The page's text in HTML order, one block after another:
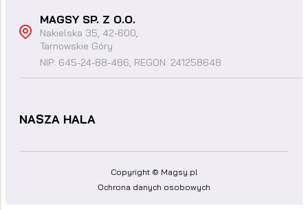
MAGSY SP. Z O.O.
Nakielska 35, 42-600,
Tarnowskie Góry
NIP: 645-24-88-486, REGON: 241258648
NASZA HALA
Copyright © Magsy.pl
Ochrona danych osobowych